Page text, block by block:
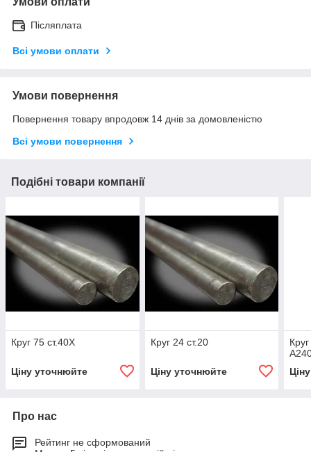
Післяплата
Всі умови оплати
Умови повернення
Повернення товару впродовж 14 днів за домовленістю
Всі умови повернення
Подібні товари компанії
Круг 75 ст.40Х
Ціну уточнюйте
Круг 24 ст.20
Ціну уточнюйте
Про нас
Рейтинг не сформований